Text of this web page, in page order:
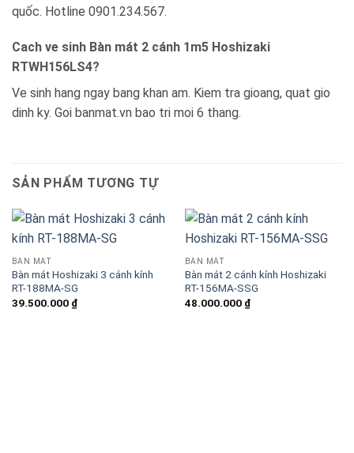
quốc. Hotline 0901.234.567.
Cach ve sinh Bàn mát 2 cánh 1m5 Hoshizaki
RTWH156LS4?
Ve sinh hang ngay bang khan am. Kiem tra gioang, quat gio
dinh ky. Goi banmat.vn bao tri moi 6 thang.
SẢN PHẨM TƯƠNG TỰ
BÀN MÁT
Bàn mát Hoshizaki 3 cánh kính
RT-188MA-SG
39.500.000 ₫
BÀN MÁT
Bàn mát 2 cánh kính Hoshizaki
RT-156MA-SSG
48.000.000 ₫